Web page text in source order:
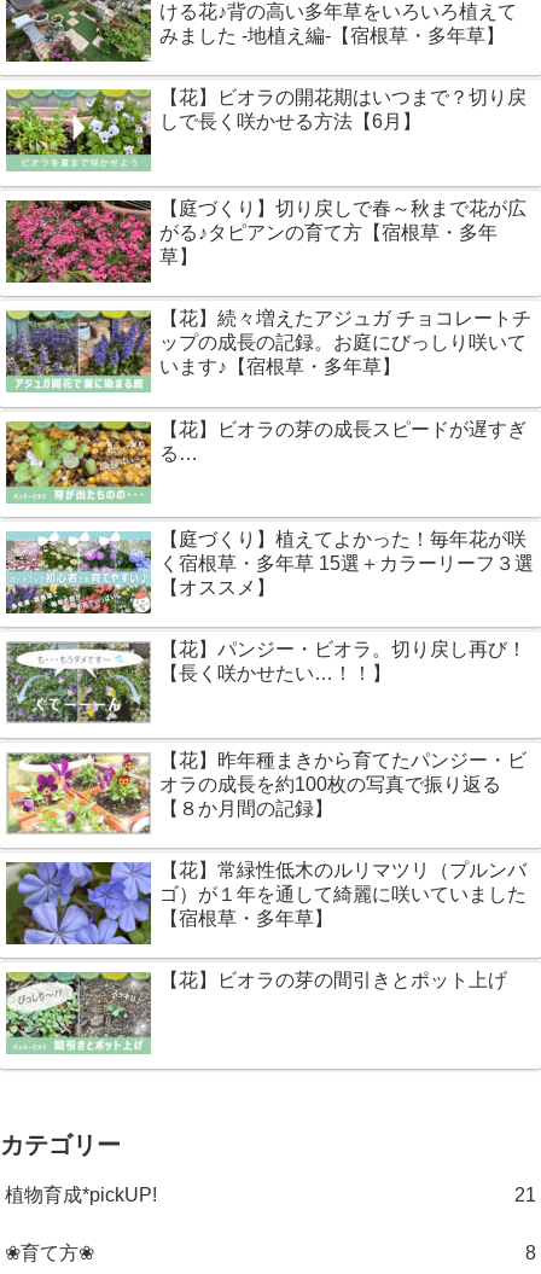
ける花♪背の高い多年草をいろいろ植えて
みました -地植え編-【宿根草・多年草】
【花】ビオラの開花期はいつまで？切り戻
しで長く咲かせる方法【6月】
【庭づくり】切り戻しで春～秋まで花が広
がる♪タピアンの育て方【宿根草・多年
草】
【花】続々増えたアジュガ チョコレートチ
ップの成長の記録。お庭にびっしり咲いて
います♪【宿根草・多年草】
【花】ビオラの芽の成長スピードが遅すぎ
る…
【庭づくり】植えてよかった！毎年花が咲
く宿根草・多年草 15選＋カラーリーフ３選
【オススメ】
【花】パンジー・ビオラ。切り戻し再び！
【長く咲かせたい…！！】
【花】昨年種まきから育てたパンジー・ビ
オラの成長を約100枚の写真で振り返る
【８か月間の記録】
【花】常緑性低木のルリマツリ（プルンバ
ゴ）が１年を通して綺麗に咲いていました
【宿根草・多年草】
【花】ビオラの芽の間引きとポット上げ
カテゴリー
植物育成*pickUP! 21
❀育て方❀ 8